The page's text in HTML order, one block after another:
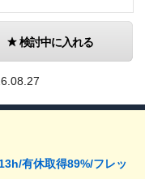
検討中に入れる
有休取得89%/フレッ